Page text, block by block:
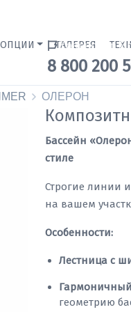
ОПЦИИ ГАЛЕРЕЯ
Краснодар
8 800 200
ОЛЕРОН
Бассейн
стиле
Строгие линии
на вашем
Особенности:
Лестница с
геометрию